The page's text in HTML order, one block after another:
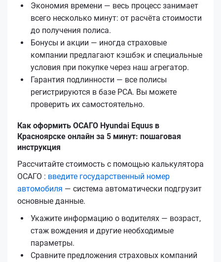
Экономия времени — весь процесс занимает
всего несколько минут: от расчёта стоимости
до получения полиса.
Бонусы и акции — иногда страховые
компании предлагают кэшбэк и специальные
условия при покупке через наш агрегатор.
Гарантия подлинности — все полисы
регистрируются в базе РСА. Вы можете
проверить их самостоятельно.
Как оформить ОСАГО Hyundai Equus в
Красноярске онлайн за 5 минут: пошаговая
инструкция
Рассчитайте стоимость с помощью калькулятора
ОСАГО : введите государственный номер
автомобиля — система автоматически подгрузит
основные данные.
Укажите информацию о водителях — возраст,
стаж вождения и другие необходимые
параметры.
Сравните предложения страховых компаний